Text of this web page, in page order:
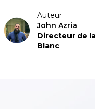
Auteur
John Azria
Directeur de
Blanc